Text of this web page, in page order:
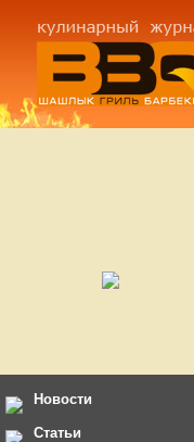
Новости
Статьи